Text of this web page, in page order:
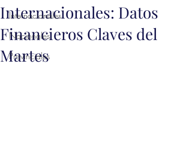
Internacionales
Nacionales
Provinciales
Internacionales: Datos
Financieros Claves del
Martes